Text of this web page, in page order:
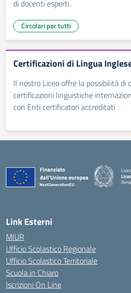
di docenti esperti.
Circolari per tutti
Certificazioni di Lingua
Il nostro Liceo offre la possibilità di
certificazioni linguistiche
con Enti certificatori accreditati
Link Esterni
MIUR
Ufficio Scolastico Regionale
Ufficio Scolastico Territoriale
Scuola in Chiaro
Iscrizioni On Line